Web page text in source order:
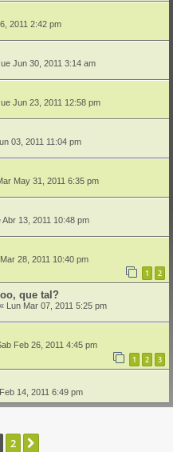
2011 2:42 pm
Jun 30, 2011 3:14 am
Jun 23, 2011 12:58 pm
03, 2011 11:04 pm
May 31, 2011 6:35 pm
Abr 13, 2011 10:48 pm
28, 2011 10:40 pm
1 2
que tal?
« Lun Mar 07, 2011 5:25 pm
Feb 26, 2011 4:45 pm
1 2 3
14, 2011 6:49 pm
2